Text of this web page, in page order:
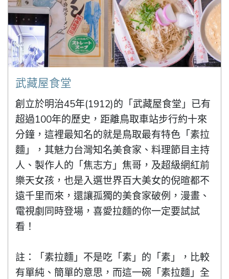
武藏屋食堂
創立於明治45年(1912)的「武藏屋食堂」已有
超過100年的歷史，距離鳥取車站步行約十來
分鐘，這裡最知名的就是鳥取最有特色「素拉
麵」，其魅力台灣知名美食家、料理節目主持
人、製作人的「焦志方」焦哥，及超級網紅前
樂天女孩，也是入選世界百大美女的倪暄都不
遠千里而來，還讓孤獨的美食家破例，漫畫、
電視劇同時登場，喜愛拉麵的你一定要試試
看！
註：「素拉麵」不是吃「素」的「素」，比較
有單純、簡單的意思，而這一碗「素拉麵」全